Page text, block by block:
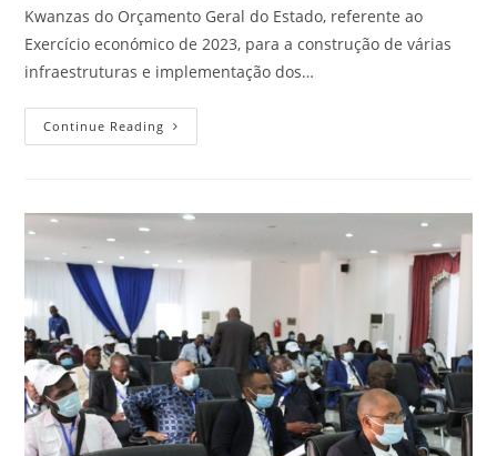
Kwanzas do Orçamento Geral do Estado, referente ao
Exercício económico de 2023, para a construção de várias
infraestruturas e implementação dos…
Continue Reading